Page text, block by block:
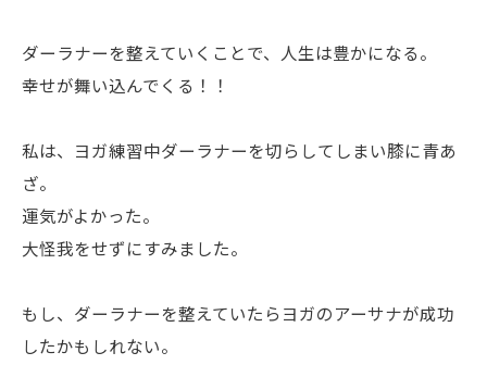
ダーラナーを整えていくことで、人生は豊かになる。
幸せが舞い込んでくる！！
私は、ヨガ練習中ダーラナーを切らしてしまい膝に青あ
ざ。
運気がよかった。
大怪我をせずにすみました。
もし、ダーラナーを整えていたらヨガのアーサナが成功
したかもしれない。